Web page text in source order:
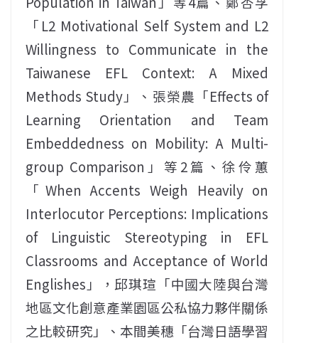
「L2 Motivational Self System and L2
Willingness to Communicate in the
Taiwanese EFL Context: A Mixed
Methods Study」、張榮農「Effects of
Learning Orientation and Team
Embeddedness on Mobility: A Multi-
group Comparison」等2篇、徐伶蕙
「When Accents Weigh Heavily on
Interlocutor Perceptions: Implications
of Linguistic Stereotyping in EFL
Classrooms and Acceptance of World
Englishes」，邱琪瑄「中國大陸與台灣
地區文化創意產業園區公私協力夥伴關係
之比較研究」、本間美穗「台灣日語學習